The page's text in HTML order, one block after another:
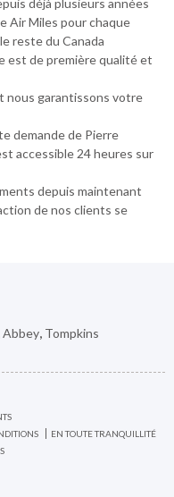
déjà plusieurs années
Air Miles pour chaque
reste du Canada
est de première qualité et
nous garantissons votre
demande de Pierre
accessible 24 heures sur
depuis maintenant
de nos clients se
Abbey, Tompkins
EN TOUTE TRANQUILLITÉ